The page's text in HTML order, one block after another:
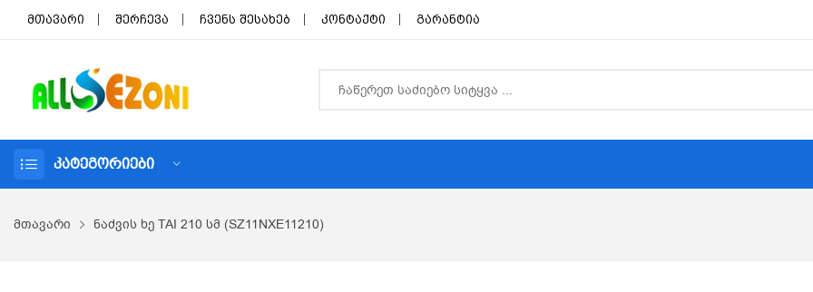
მთავარი შერჩევა ჩვენს შესახებ კონტაქტი გარანტია
ᲙᲐᲢᲔᲒᲝᲠᲘᲔᲑᲘ
მთავარი ნაძვის ხე TAI 210 სმ (SZ11NXE11210)